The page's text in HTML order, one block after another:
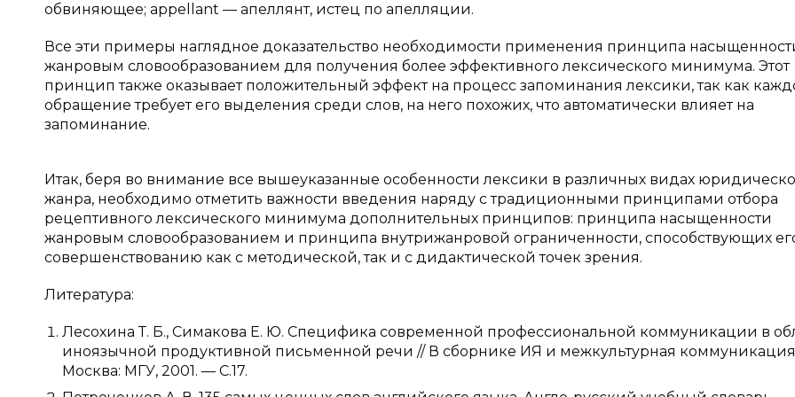
обвиняющее; appellant — апеллянт, истец по апелляции.
Все эти примеры наглядное доказательство необходимости применения принципа
жанровым словообразованием для получения более эффективного лексического минимума. Этот
принцип также оказывает положительный эффект на процесс запоминания лексики, так как
обращение требует его выделения среди слов, на него похожих, что автоматически влияет на
запоминание.
Итак, беря во внимание все вышеуказанные особенности лексики в различных видах
жанра, необходимо отметить важности введения наряду с традиционными принципами отбора
рецептивного лексического минимума дополнительных принципов: принципа насыщенности
жанровым словообразованием и принципа внутрижанровой ограниченности, способствующих
совершенствованию как с методической, так и с дидактической точек зрения.
Литература:
Лесохина Т. Б., Симакова Е. Ю. Специфика современной профессиональной коммуникации в
иноязычной продуктивной письменной речи // В сборнике ИЯ и межкультурная
Москва: МГУ, 2001. — С.17.